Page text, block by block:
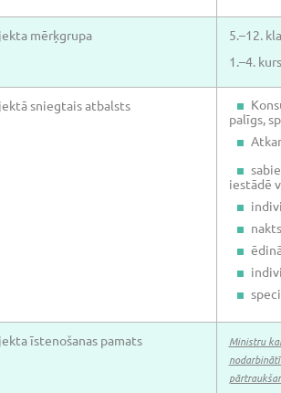
mērķgrupa
5.–12.
1.–4.
sniegtais atbalsts
palīgs,
iestādē
īstenošanas pamats
Ministru